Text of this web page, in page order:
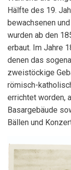
Hälfte des 19.
bewachsenen
wurden ab den
erbaut. Im Jahre
denen das
zweistöckige
römisch-
errichtet worden,
Basargebäude
Bällen und